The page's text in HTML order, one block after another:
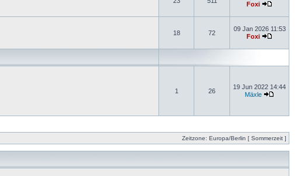
Foxi
18 72
09 Jan 2026 11:53
Foxi
1 26
19 Jun 2022 14:44
Mäxle
Zeitzone: Europa/Berlin [ Sommerzeit ]